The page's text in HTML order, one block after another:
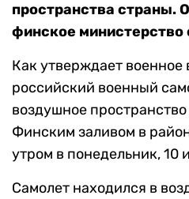
пространства страны.
финское министерство
Как утверждает военное
российский военный
воздушное
Финским заливом в
утром в понедельник, 10
Самолет находился в